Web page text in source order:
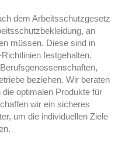
dem Arbeitsschutzgesetz
an
müssen. Diese sind in
festgehalten.
beziehen. Wir beraten
optimalen Produkte für
wir ein sicheres
um die individuellen Ziele